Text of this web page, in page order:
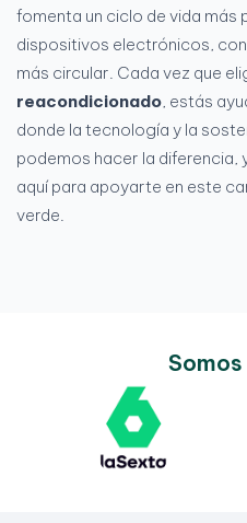
fomenta un ciclo de vida más
dispositivos electrónicos,
más circular. Cada vez que
reacondicionado, estás
donde la tecnología y la
podemos hacer la
aquí para apoyarte en este
verde.